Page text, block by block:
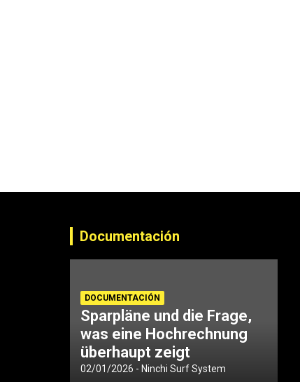
Documentación
DOCUMENTACIÓN
Sparpläne und die Frage,
was eine Hochrechnung
überhaupt zeigt
02/01/2026 Ninchi Surf System